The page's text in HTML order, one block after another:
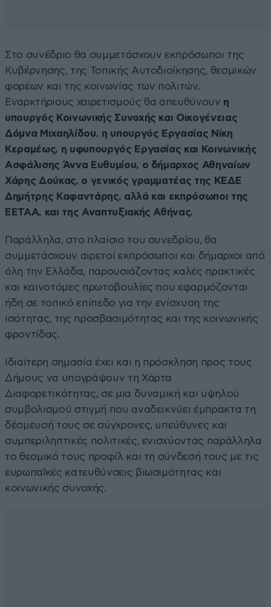
Στο συνέδριο θα συμμετάσχουν εκπρόσωποι της
Κυβέρνησης, της Τοπικής Αυτοδιοίκησης, θεσμικών
φορέων και της κοινωνίας των πολιτών.
Εναρκτήριους χαιρετισμούς θα απευθύνουν η
υπουργός Κοινωνικής Συνοχής και Οικογένειας
Δόμνα Μιχαηλίδου, η υπουργός Εργασίας Νίκη
Κεραμέως, η υφυπουργός Εργασίας και Κοινωνικής
Ασφάλισης Άννα Ευθυμίου, ο δήμαρχος Αθηναίων
Χάρης Δούκας, ο γενικός γραμματέας της ΚΕΔΕ
Δημήτρης Καφαντάρης, αλλά και εκπρόσωποι της
ΕΕΤΑΑ, και της Αναπτυξιακής Αθήνας.
Παράλληλα, στο πλαίσιο του συνεδρίου, θα
συμμετάσχουν αιρετοί εκπρόσωποι και δήμαρχοι από
όλη την Ελλάδα, παρουσιάζοντας καλές πρακτικές
και καινοτόμες πρωτοβουλίες που εφαρμόζονται
ήδη σε τοπικό επίπεδο για την ενίσχυση της
ισότητας, της προσβασιμότητας και της κοινωνικής
φροντίδας.
Ιδιαίτερη σημασία έχει και η πρόσκληση προς τους
Δήμους να υπογράψουν τη Χάρτα
Διαφορετικότητας, σε μια δυναμική και υψηλού
συμβολισμού στιγμή που αναδεικνύει έμπρακτα τη
δέσμευσή τους σε σύγχρονες, υπεύθυνες και
συμπεριληπτικές πολιτικές, ενισχύοντας παράλληλα
το θεσμικό τους προφίλ και τη σύνδεσή τους με τις
ευρωπαϊκές κατευθύνσεις βιωσιμότητας και
κοινωνικής συνοχής.